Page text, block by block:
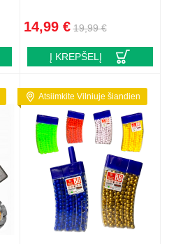
14,99 € 19,99 €
Į KREPŠELĮ
Atsiimkite Vilniuje šiandien